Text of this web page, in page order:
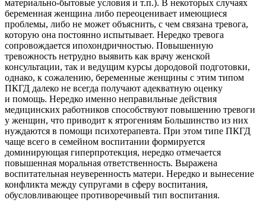
материально-бытовые условия и т.п.). В некоторых случаях
беременная женщина либо переоценивает имеющиеся
проблемы, либо не может объяснить, с чем связана тревога,
которую она постоянно испытывает. Нередко тревога
сопровождается ипохондричностью. Повышенную
тревожность нетрудно выявить как врачу женской
консультации, так и ведущим курсы дородовой подготовки,
однако, к сожалению, беременные женщины с этим типом
ПКГД далеко не всегда получают адекватную оценку
и помощь. Нередко именно неправильные действия
медицинских работников способствуют повышению тревоги
у женщин, что приводит к ятрогениям Большинство из них
нуждаются в помощи психотерапевта. При этом типе ПКГД
чаще всего в семейном воспитании формируется
доминирующая гиперпротекция, нередко отмечается
повышенная моральная ответственность. Выражена
воспитательная неуверенность матери. Нередко и вынесение
конфликта между супругами в сферу воспитания,
обусловливающее противоречивый тип воспитания.